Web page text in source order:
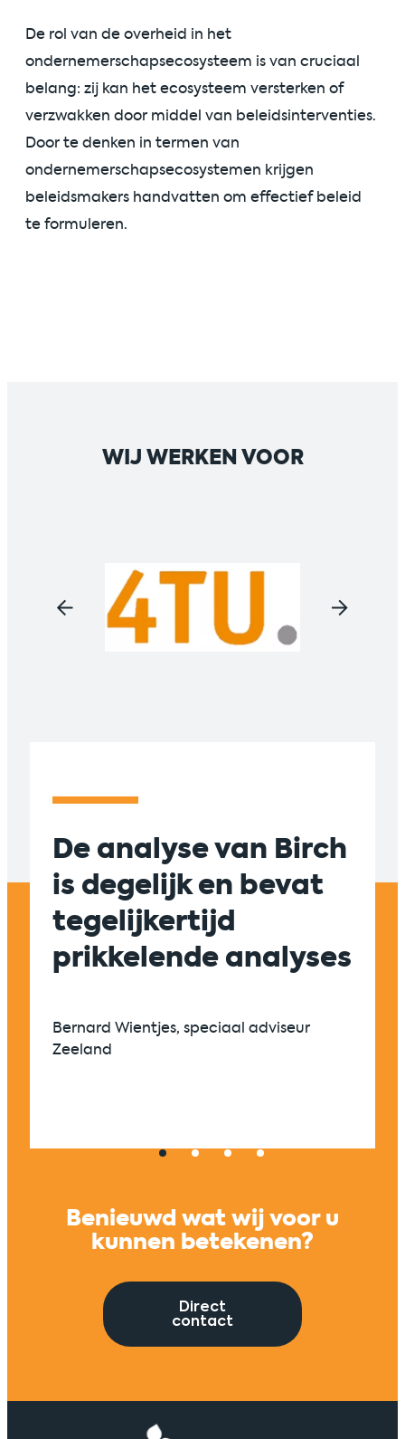
De rol van de overheid in het
ondernemerschapsecosysteem is van cruciaal
belang: zij kan het ecosysteem versterken of
verzwakken door middel van beleidsinterventies.
Door te denken in termen van
ondernemerschapsecosystemen krijgen
beleidsmakers handvatten om effectief beleid
te formuleren.
WIJ WERKEN VOOR
De analyse van Birch
is degelijk en bevat
tegelijkertijd
prikkelende analyses
Bernard Wientjes, speciaal adviseur
Zeeland
Benieuwd wat wij voor u
kunnen betekenen?
Direct
contact